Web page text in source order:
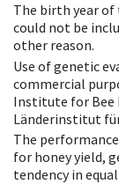
The birth year
could not be
other reason.
Use of genetic
commercial
Institute for Bee
Länderinstitut für
The
for honey yield,
tendency in